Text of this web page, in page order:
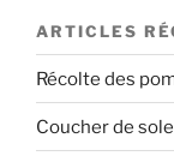
ARTICLES
Récolte des
Coucher de